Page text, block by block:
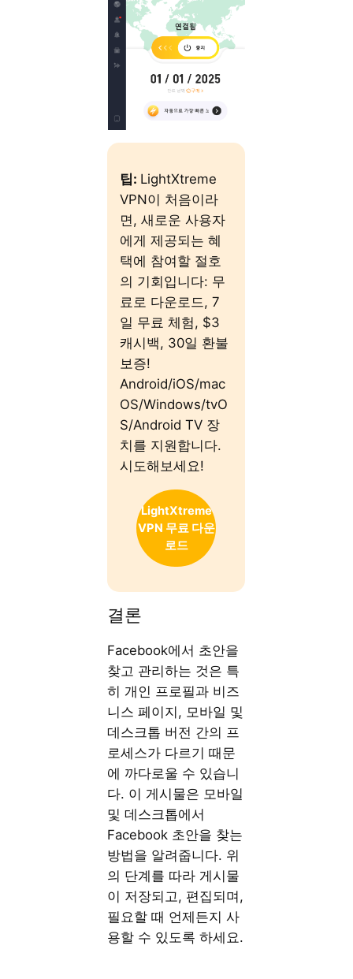
팁: LightXtreme
VPN이 처음이라
면, 새로운 사용자
에게 제공되는 혜
택에 참여할 절호
의 기회입니다: 무
료로 다운로드, 7
일 무료 체험, $3
캐시백, 30일 환불
보증!
Android/iOS/mac
OS/Windows/tvO
S/Android TV 장
치를 지원합니다.
시도해보세요!
LightXtreme
VPN 무료 다운
로드
결론
Facebook에서 초안을
찾고 관리하는 것은 특
히 개인 프로필과 비즈
니스 페이지, 모바일 및
데스크톱 버전 간의 프
로세스가 다르기 때문
에 까다로울 수 있습니
다. 이 게시물은 모바일
및 데스크톱에서
Facebook 초안을 찾는
방법을 알려줍니다. 위
의 단계를 따라 게시물
이 저장되고, 편집되며,
필요할 때 언제든지 사
용할 수 있도록 하세요.